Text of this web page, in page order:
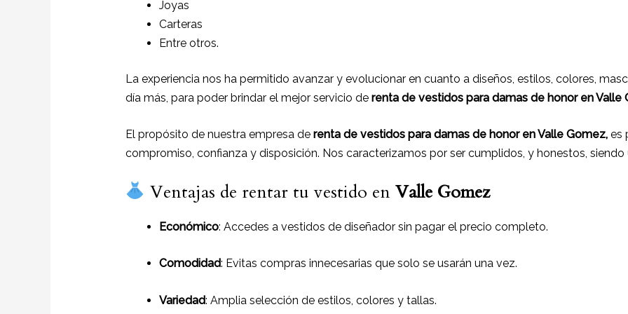
Joyas
Carteras
Entre otros.
La experiencia nos ha permitido avanzar y evolucionar en cuanto a diseños, estilos, colores,
día más, para poder brindar el mejor servicio de renta de vestidos para damas de honor en Valle
El propósito de nuestra empresa de renta de vestidos para damas de honor en Valle Gomez,es
compromiso, confianza y disposición. Nos caracterizamos por ser cumplidos, y honestos,
Ventajas de rentar tu vestido enValle Gomez
Económico: Accedes a vestidos de diseñador sin pagar el precio completo.
Comodidad: Evitas compras innecesarias que solo se usarán una vez.
Variedad: Amplia selección de estilos, colores y tallas.